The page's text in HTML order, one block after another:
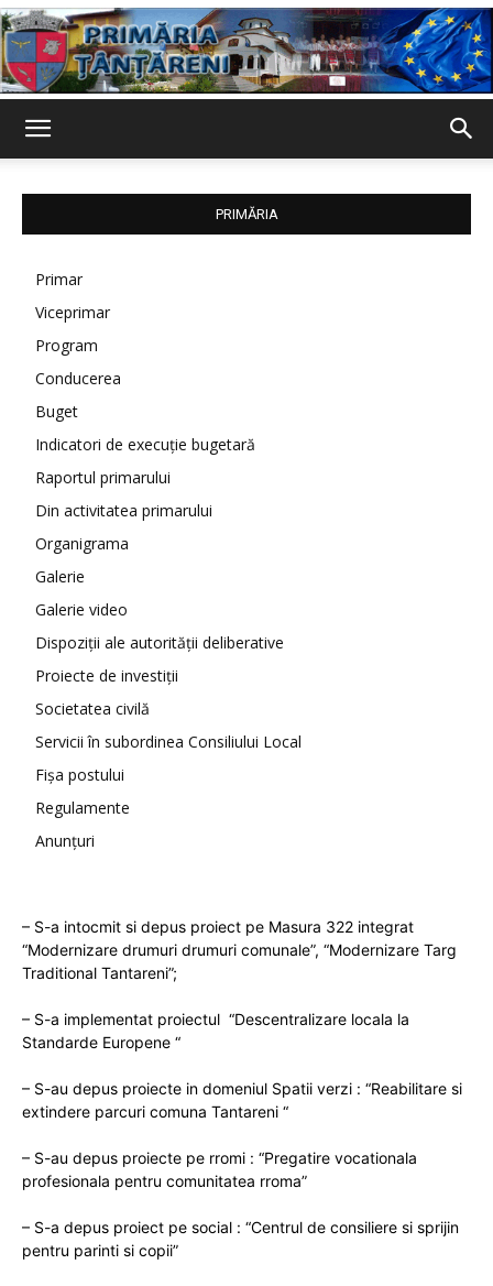
PRIMĂRIA
Primar
Viceprimar
Program
Conducerea
Buget
Indicatori de execuție bugetară
Raportul primarului
Din activitatea primarului
Organigrama
Galerie
Galerie video
Dispoziții ale autorității deliberative
Proiecte de investiții
Societatea civilă
Servicii în subordinea Consiliului Local
Fișa postului
Regulamente
Anunțuri
– S-a intocmit si depus proiect pe Masura 322 integrat
“Modernizare drumuri drumuri comunale”, “Modernizare Targ
Traditional Tantareni”;
– S-a implementat proiectul “Descentralizare locala la
Standarde Europene “
– S-au depus proiecte in domeniul Spatii verzi : “Reabilitare si
extindere parcuri comuna Tantareni “
– S-au depus proiecte pe rromi : “Pregatire vocationala
profesionala pentru comunitatea rroma”
– S-a depus proiect pe social : “Centrul de consiliere si sprijin
pentru parinti si copii”